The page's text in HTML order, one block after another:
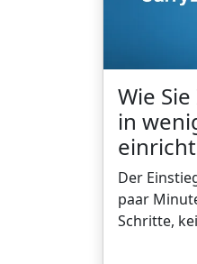
Wie
in
Der
paar
Schritte,